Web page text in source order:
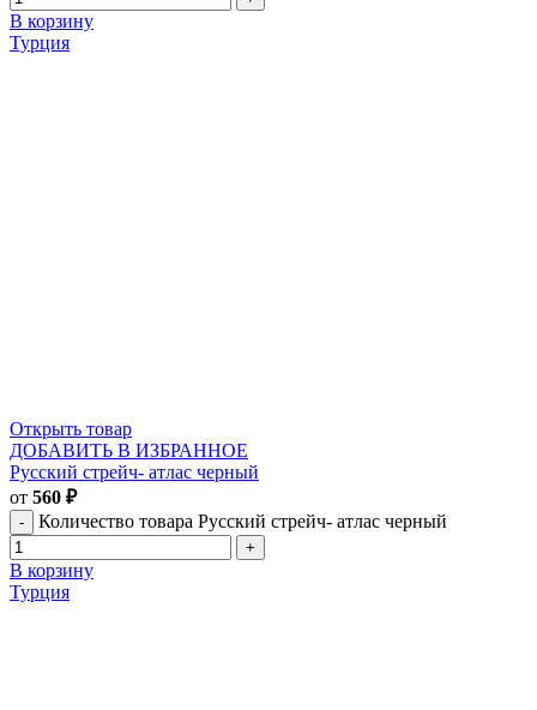
В корзину
Турция
Открыть товар
ДОБАВИТЬ В ИЗБРАННОЕ
Русский стрейч- атлас черный
от 560 ₽
Количество товара Русский стрейч- атлас черный
В корзину
Турция